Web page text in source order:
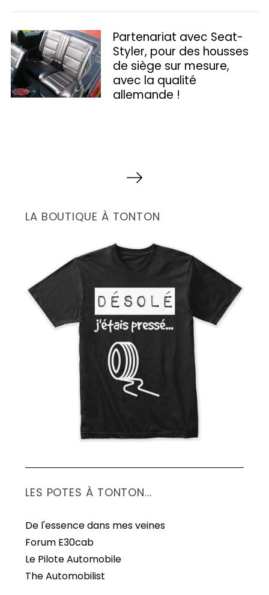
Partenariat avec Seat-
Styler, pour des housses
de siège sur mesure,
avec la qualité
allemande !
a
i
a
t
i
o
n
e
s
p
l
c
a
i
LA BOUTIQUE À TONTON
LES POTES À TONTON...
De l'essence dans mes veines
Forum E30cab
Le Pilote Automobile
The Automobilist